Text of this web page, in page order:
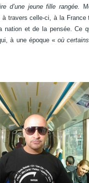
d’une jeune fille rangée.
travers celle-ci, à la
nation et de la pensée. Ce
à une époque «où